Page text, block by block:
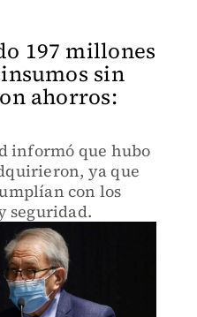
197 millones
sin
ahorros:
informó que hubo
ya que
con los
seguridad.